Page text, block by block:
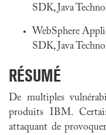
SDK, Java
WebSphere
SDK, Java
RÉSUMÉ
De multiples
produits IBM.
attaquant de